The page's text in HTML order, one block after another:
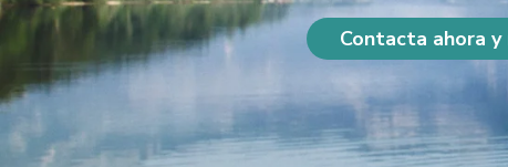
Contacta ahora